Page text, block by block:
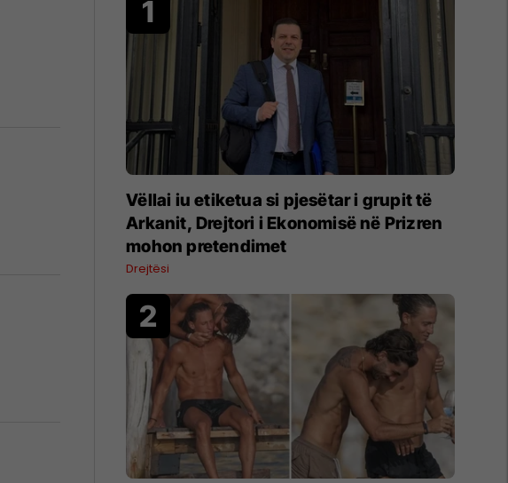
Vëllai iu etiketua si pjesëtar i grupit të
Arkanit, Drejtori i Ekonomisë në Prizren
mohon pretendimet
Drejtësi